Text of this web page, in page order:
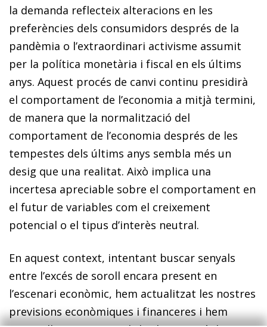
la demanda reflecteix alteracions en les
preferències dels consumidors després de la
pandèmia o l’extraordinari activisme assumit
per la política monetària i fiscal en els últims
anys. Aquest procés de canvi continu presidirà
el comportament de l’economia a mitjà termini,
de manera que la normalització del
comportament de l’economia després de les
tempestes dels últims anys sembla més un
desig que una realitat. Això implica una
incertesa apreciable sobre el comportament en
el futur de variables com el creixement
potencial o el tipus d’interès neutral.
En aquest context, intentant buscar senyals
entre l’excés de soroll encara present en
l’escenari econòmic, hem actualitzat les nostres
previsions econòmiques i financeres i hem